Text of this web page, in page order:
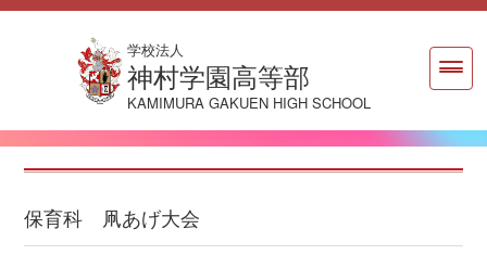
学校法人
神村学園高等部
KAMIMURA GAKUEN HIGH SCHOOL
保育科 凧あげ大会